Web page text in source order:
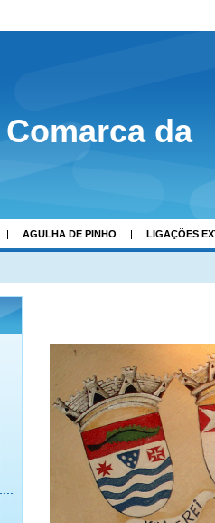
da
AGULHA DE PINHO LIGAÇÕES